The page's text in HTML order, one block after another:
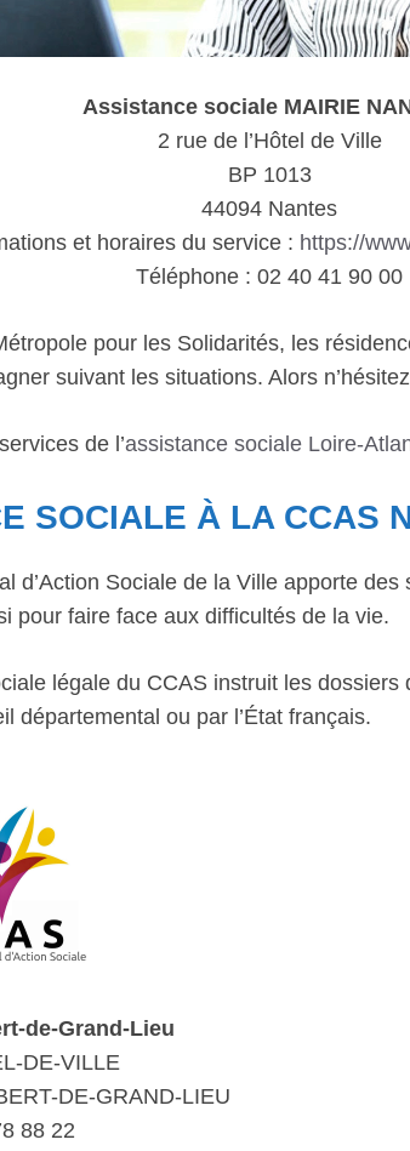
Assistance sociale MAIRIE
2 rue de l’Hôtel de Ville
BP 1013
44094 Nantes
et horaires du service : https://
Téléphone : 02 40 41 90 00
pour les Solidarités, les
suivant les situations. Alors
de l’assistance sociale Loire-
SOCIALE À LA CCAS
d’Action Sociale de la Ville apporte
pour faire face aux difficultés de la vie.
légale du CCAS instruit les dossiers
départemental ou par l’État français.
de-Grand-Lieu
DE-VILLE
DE-GRAND-LIEU
88 22